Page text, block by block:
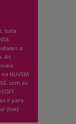
toda
a
As
NUVEM
com as
e para
(live)